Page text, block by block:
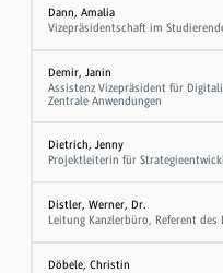
Dann, Amalia
Vizepräsidentschaft im
Demir, Janin
Assistenz Vizepräsident für
Zentrale Anwendungen
Dietrich, Jenny
Projektleiterin für
Distler, Werner, Dr.
Leitung Kanzlerbüro, Referent des
Döbele, Christin